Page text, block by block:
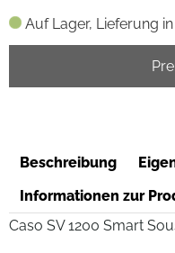
Auf Lager, Lieferung
Beschreibung
Informationen zur
Caso SV 1200 Smart